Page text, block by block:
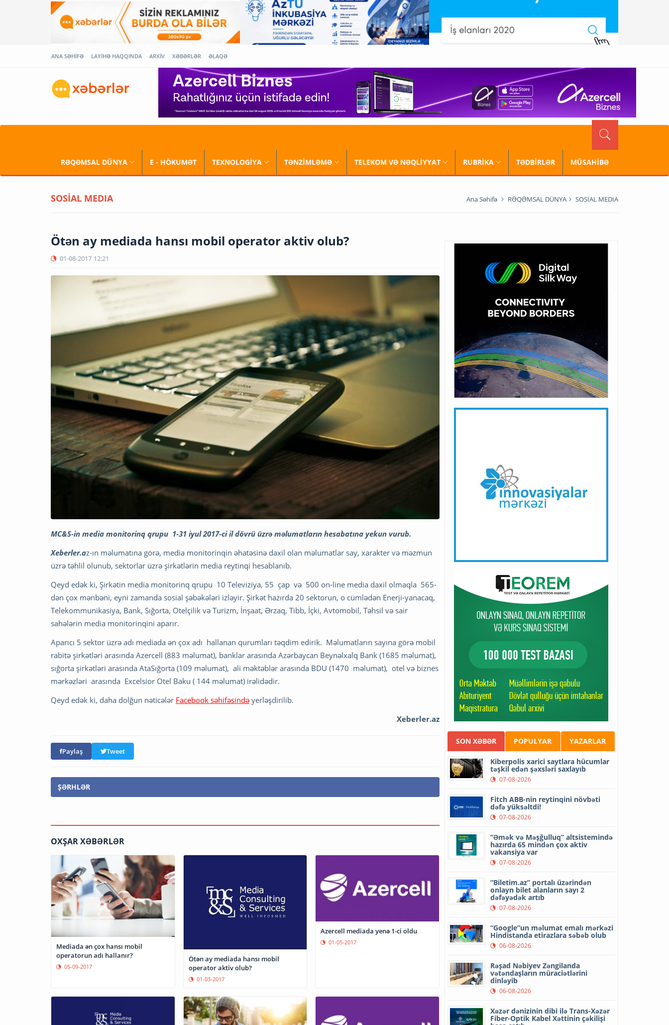
ANA SƏHİFƏ LAYİHƏ HAQQINDA ARXİV XƏBƏRLƏR ƏLAQƏ
RƏQƏMSAL DÜNYA E - HÖKUMƏT TEXNOLOGİYA TƏNZİMLƏMƏ TELEKOM VƏ NƏQLİYYAT RUBRİKA TƏDBİRLƏR MÜSAHİBƏ
SOSİAL MEDIA Ana Səhifə RƏQƏMSAL DÜNYA SOSİAL MEDIA
Ötən ay mediada hansı mobil operator aktiv olub?
01-08-2017 12:21
MC&S-in media monitorinq qrupu 1-31 iyul 2017-ci il dövrü üzrə məlumatların hesabatına yekun vurub.
Xeberler.az-ın məlumatına görə, media monitorinqin əhatəsinə daxil olan məlumatlar say, xarakter və məzmun
üzrə təhlil olunub, sektorlar üzrə şirkətlərin media reytinqi hesablanıb.
Qeyd edək ki, Şirkətin media monitorinq qrupu 10 Televiziya, 55 çap və 500 on-line media daxil olmaqla 565-
dən çox mənbəni, eyni zamanda sosial şəbəkələri izləyir. Şirkət hazırda 20 sektorun, o cümlədən Enerji-yanacaq,
Telekommunikasiya, Bank, Sığorta, Otelçilik və Turizm, İnşaat, Ərzaq, Tibb, İçki, Avtomobil, Təhsil və sair
sahələrin media monitorinqini aparır.
Aparıcı 5 sektor üzrə adı mediada ən çox adı hallanan qurumları təqdim edirik. Məlumatların sayına görə mobil
rabitə şirkətləri arasında Azercell (883 məlumat), banklar arasında Azərbaycan Beynəlxalq Bank (1685 məlumat),
sığorta şirkətləri arasında AtaSığorta (109 məlumat), ali məktəblər arasında BDU (1470 məlumat), otel və biznes
mərkəzləri arasında Excelsior Otel Baku ( 144 məlumat) irəlidədir.
Qeyd edək ki, daha dolğun nəticələr Facebook səhifəsində yerləşdirilib.
Xeberler.az
Paylaş Tweet
ŞƏRHLƏR
OXŞAR XƏBƏRLƏR
Mediada ən çox hansı mobil
operatorun adı hallanır?
05-09-2017
Ötən ay mediada hansı mobil
operator aktiv olub?
01-03-2017
Azercell mediada yenə 1-ci oldu
01-05-2017
SON XƏBƏR POPULYAR YAZARLAR
Kiberpolis xarici saytlara hücumlar
təşkil edən şəxsləri saxlayıb
07-08-2026
Fitch ABB-nin reytinqini növbəti
dəfə yüksəltdi!
07-08-2026
“Əmək və Məşğulluq” altsistemində
hazırda 65 mindən çox aktiv
vakansiya var
07-08-2026
“Biletim.az” portalı üzərindən
onlayn bilet alanların sayı 2
dəfəyədək artıb
07-08-2026
“Google”un məlumat emalı mərkəzi
Hindistanda etirazlara səbəb olub
06-08-2026
Rəşad Nəbiyev Zəngilanda
vətəndaşların müraciətlərini
dinləyib
06-08-2026
Xəzər dənizinin dibi ilə Trans-Xəzər
Fiber-Optik Kabel Xəttinin çəkilişi